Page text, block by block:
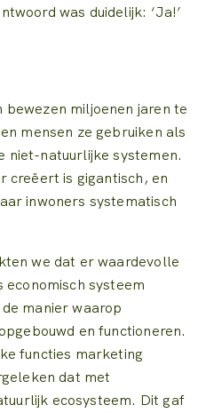
was duidelijk: ‘Ja!’
miljoenen jaren te
mensen ze gebruiken als
niet-natuurlijke systemen.
creëert is gigantisch, en
inwoners systematisch
we dat er waardevolle
systeem
manier waarop
en functioneren.
functies marketing
dat met
ecosysteem. Dit gaf